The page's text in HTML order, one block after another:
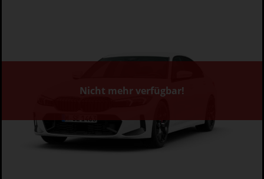
Nicht mehr verfügbar!